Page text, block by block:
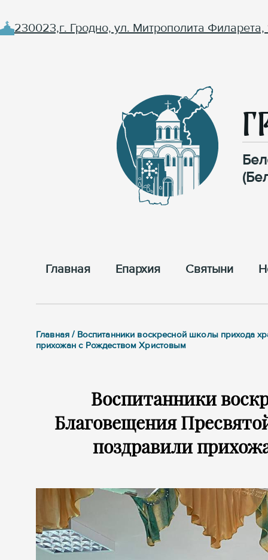
230023,г. Гродно, ул. Митрополита Филарета,
Главная Епархия Cвятыни
Главная / Воспитанники воскресной школы прихода
прихожан с Рождеством Христовым
Воспитанники
Благовещения
поздравили